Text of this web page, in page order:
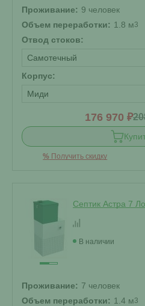
Проживание: 9 человек
Объем переработки: 1.8 м3
Отвод стоков:
Самотечный
Корпус:
Миди
176 970 ₽
% Получить скидку
Септик Астра 7
В наличии
Проживание: 7 человек
Объем переработки: 1.4 м3